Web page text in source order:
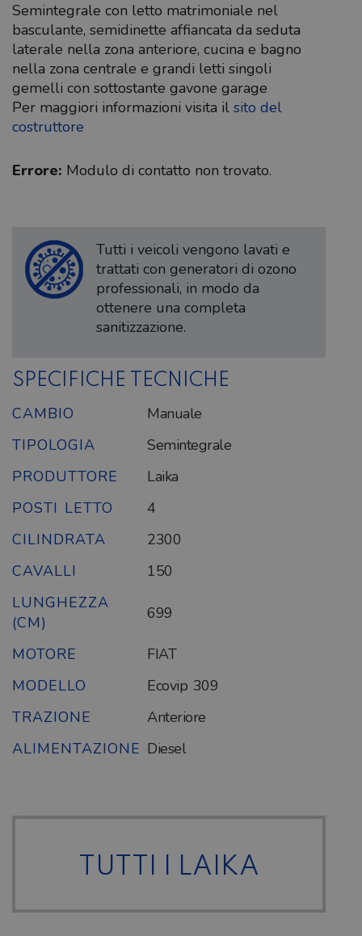
Semintegrale con letto matrimoniale nel
basculante, semidinette affiancata da seduta
laterale nella zona anteriore, cucina e bagno
nella zona centrale e grandi letti singoli
gemelli con sottostante gavone garage
Per maggiori informazioni visita il sito del
costruttore
Errore: Modulo di contatto non trovato.
Tutti i veicoli vengono lavati e
trattati con generatori di ozono
professionali, in modo da
ottenere una completa
sanitizzazione.
SPECIFICHE TECNICHE
CAMBIO
Manuale
TIPOLOGIA
Semintegrale
PRODUTTORE
Laika
POSTI LETTO
4
CILINDRATA
2300
CAVALLI
150
LUNGHEZZA
(CM)
699
MOTORE
FIAT
MODELLO
Ecovip 309
TRAZIONE
Anteriore
ALIMENTAZIONE Diesel
TUTTI I LAIKA